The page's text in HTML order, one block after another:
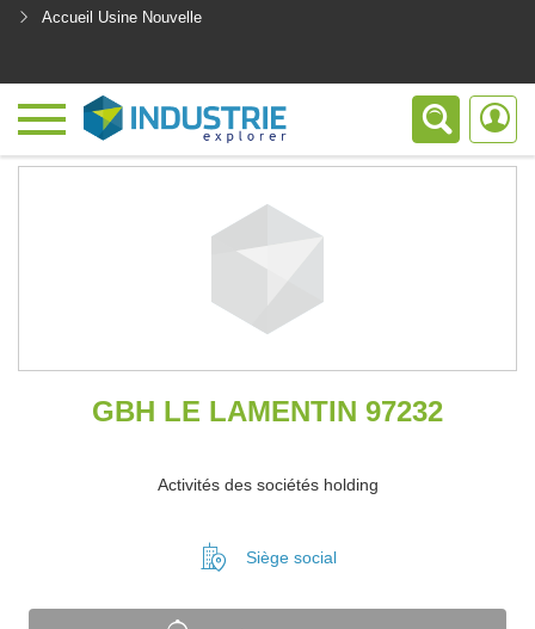
Accueil Usine Nouvelle
GBH LE LAMENTIN 97232
Activités des sociétés holding
Siège social